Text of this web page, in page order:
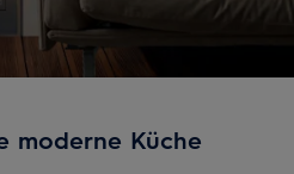
moderne Küche